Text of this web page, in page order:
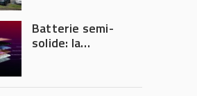
Batterie semi-
solide: la
accelerare la